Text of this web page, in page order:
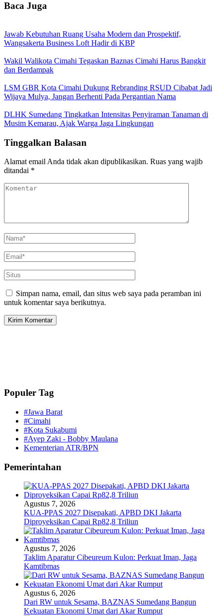
Baca Juga
Jawab Kebutuhan Ruang Usaha Modern dan Prospektif,
Wangsakerta Business Loft Hadir di KBP
Wakil Walikota Cimahi Tegaskan Baznas Cimahi Harus Bangkit
dan Berdampak
LSM GBR Kota Cimahi Dukung Rebranding RSUD Cibabat Jadi
Wijaya Mulya, Jangan Berhenti Pada Pergantian Nama
DLHK Sumedang Tingkatkan Intensitas Penyiraman Tanaman di
Musim Kemarau, Ajak Warga Jaga Lingkungan
Tinggalkan Balasan
Alamat email Anda tidak akan dipublikasikan. Ruas yang wajib
ditandai *
Simpan nama, email, dan situs web saya pada peramban ini
untuk komentar saya berikutnya.
Populer Tag
#Jawa Barat
#Cimahi
#Kota Sukabumi
#Ayep Zaki - Bobby Maulana
Kementerian ATR/BPN
Pemerintahan
Agustus 7, 2026
KUA-PPAS 2027 Disepakati, APBD DKI Jakarta
Diproyeksikan Capai Rp82,8 Triliun
Agustus 7, 2026
Taklim Aparatur Cibeureum Kulon: Perkuat Iman, Jaga
Kamtibmas
Agustus 6, 2026
Dari RW untuk Sesama, BAZNAS Sumedang Bangun
Kekuatan Ekonomi Umat dari Akar Rumput